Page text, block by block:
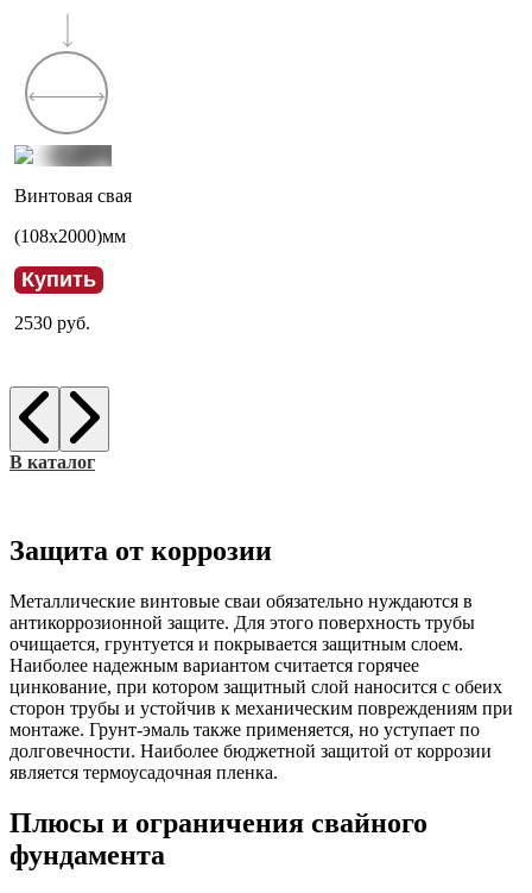
Винтовая свая
(108x2000)мм
Купить
2530 руб.
В каталог
Защита от коррозии
Металлические винтовые сваи обязательно нуждаются в
антикоррозионной защите. Для этого поверхность трубы
очищается, грунтуется и покрывается защитным слоем.
Наиболее надежным вариантом считается горячее
цинкование, при котором защитный слой наносится с обеих
сторон трубы и устойчив к механическим повреждениям при
монтаже. Грунт-эмаль также применяется, но уступает по
долговечности. Наиболее бюджетной защитой от коррозии
является термоусадочная пленка.
Плюсы и ограничения свайного
фундамента